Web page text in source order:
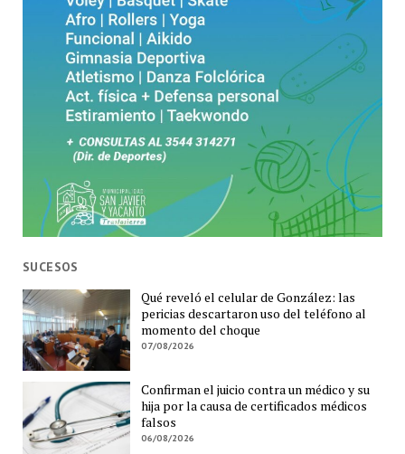
SUCESOS
Qué reveló el celular de González: las
pericias descartaron uso del teléfono al
momento del choque
07/08/2026
Confirman el juicio contra un médico y su
hija por la causa de certificados médicos
falsos
06/08/2026